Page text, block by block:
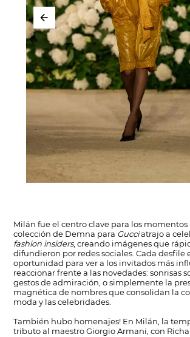
Milán fue el centro clave para los momentos
colección de Demna para Gucciatrajo a
fashion insiders, creando imágenes que
difundieron por redes sociales. Cada desfile
oportunidad para ver a los invitados más
reaccionar frente a las novedades: sonrisas
gestos de admiración, o simplemente la
magnética de nombres que consolidan la
moda y las celebridades.
También hubo homenajes! En Milán, la
tributo al maestro Giorgio Armani, con